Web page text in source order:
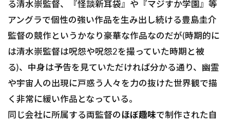
る清水崇監督、『怪談新耳袋』や『マジすか学園』等
アングラで個性の強い作品を生み出し続ける豊島圭介
監督の競作というかなり豪華な作品なのだが(時期的に
は清水崇監督は呪怨や呪怨2を撮っていた時期と被
る)、中身は予告を見ていただければ分かる通り、幽霊
や宇宙人の出現に戸惑う人々を力の抜けた世界観で描
く非常に緩い作品となっている。
同じ会社に所属する両監督のほぼ趣味で制作された自